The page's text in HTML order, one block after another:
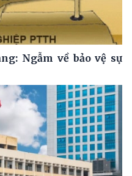
Ngẫm về bảo vệ sự